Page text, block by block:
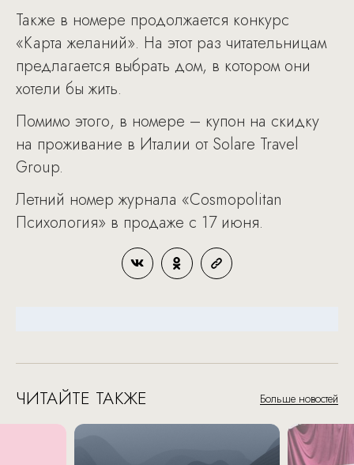
Также в номере продолжается конкурс
«Карта желаний». На этот раз читательницам
предлагается выбрать дом, в котором они
хотели бы жить.
Помимо этого, в номере – купон на скидку
на проживание в Италии от Solare Travel
Group.
Летний номер журнала «Cosmopolitan
Психология» в продаже с 17 июня.
ЧИТАЙТЕ ТАКЖЕ Больше новостей